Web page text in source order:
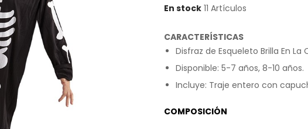
En stock 11 Artículos
CARACTERÍSTICAS
Disfraz de Esqueleto Brilla En
Disponible: 5-7 años, 8-10 años.
Incluye: Traje entero con
COMPOSICIÓN